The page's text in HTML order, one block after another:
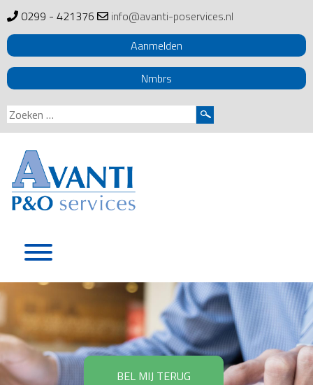
0299 - 421376
info@avanti-poservices.nl
Aanmelden
Nmbrs
Zoeken
naar:
BEL MIJ TERUG